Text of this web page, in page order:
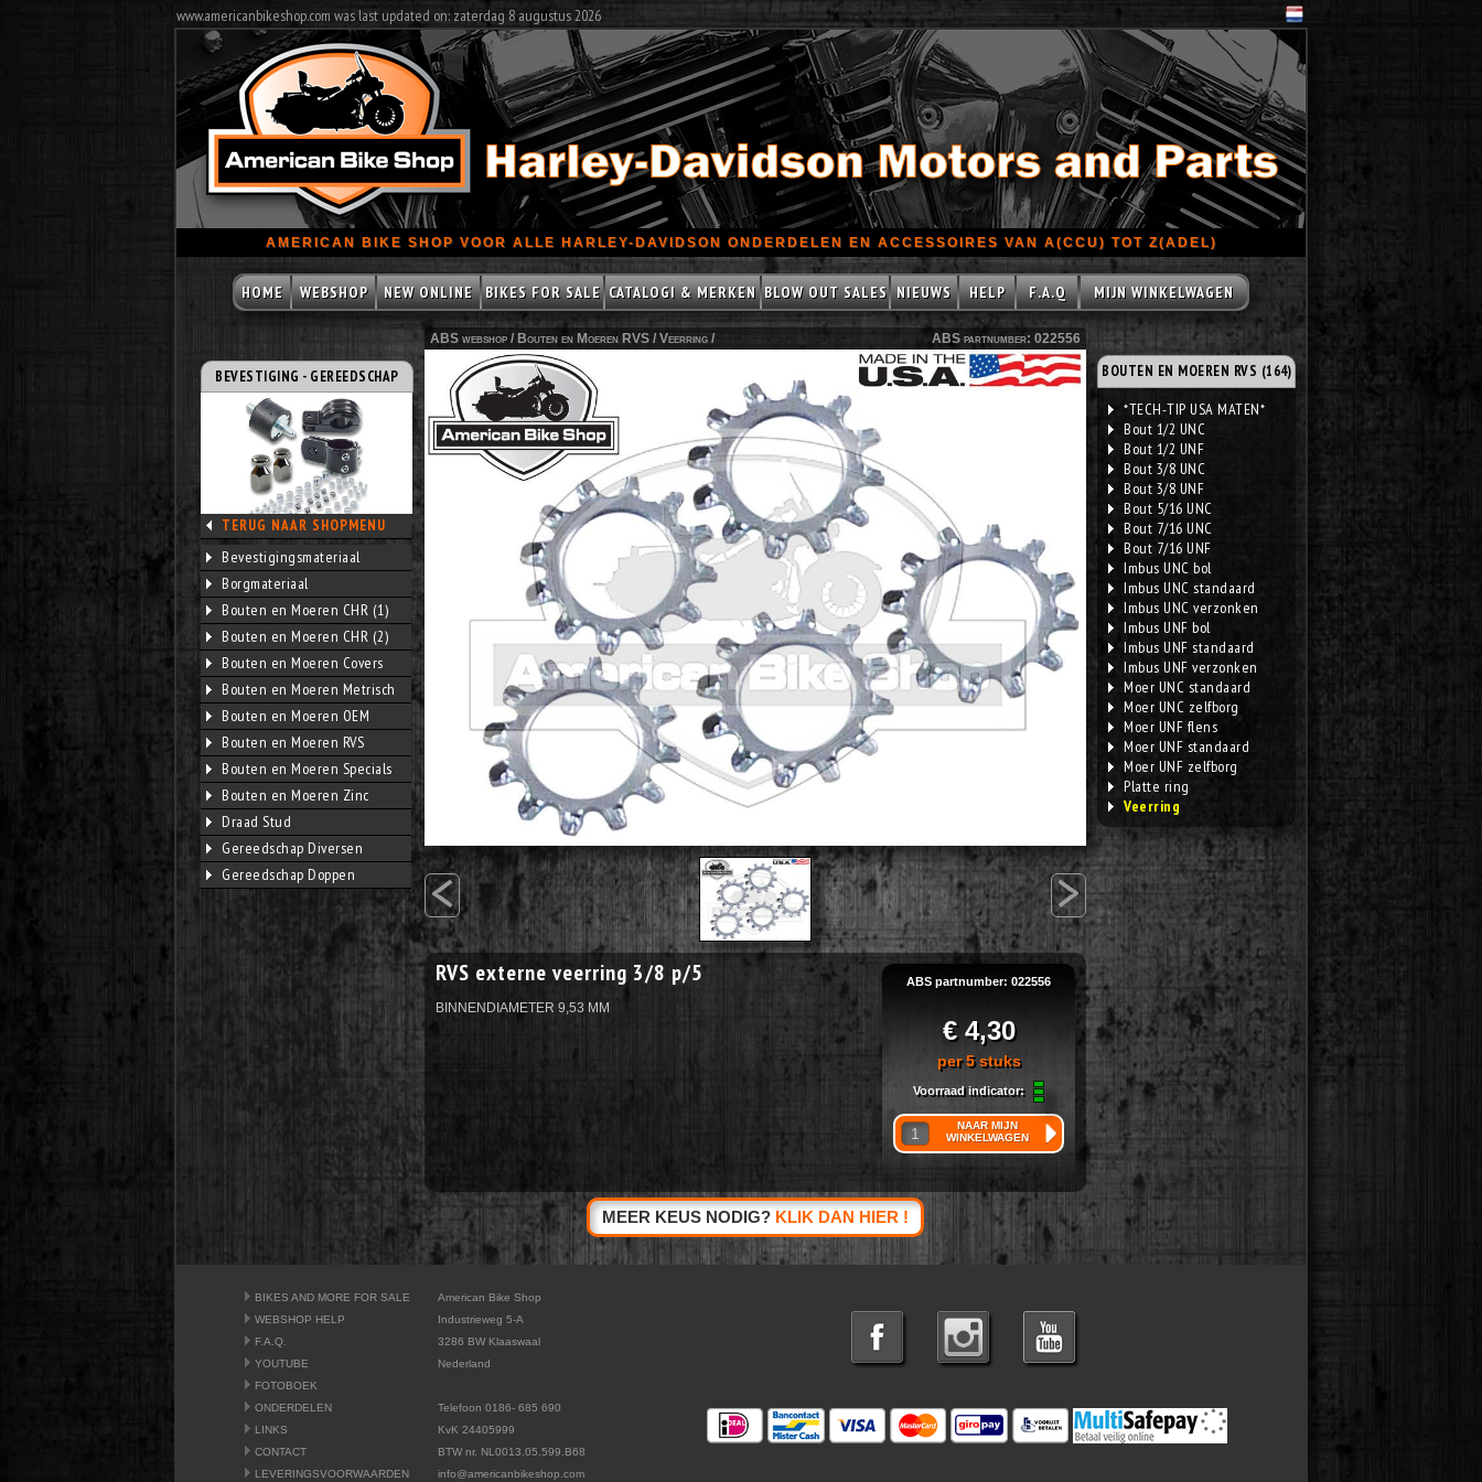
www.americanbikeshop.com was last updated on: zaterdag 8 augustus 2026
AMERICAN BIKE SHOP VOOR ALLE HARLEY-DAVIDSON ONDERDELEN EN ACCESSOIRES VAN A(CCU) TOT Z(ADEL)
HOME WEBSHOP NEW ONLINE BIKES FOR SALE CATALOGI & MERKEN BLOW OUT SALES NIEUWS HELP F.A.Q MIJN WINKELWAGEN
BEVESTIGING - GEREEDSCHAP
TERUG NAAR SHOPMENU
Bevestigingsmateriaal
Borgmateriaal
Bouten en Moeren CHR (1)
Bouten en Moeren CHR (2)
Bouten en Moeren Covers
Bouten en Moeren Metrisch
Bouten en Moeren OEM
Bouten en Moeren RVS
Bouten en Moeren Specials
Bouten en Moeren Zinc
Draad Stud
Gereedschap Diversen
Gereedschap Doppen
ABS webshop / Bouten en Moeren RVS / Veerring / ABS partnumber: 022556
< >
RVS externe veerring 3/8 p/5
BINNENDIAMETER 9,53 MM
ABS partnumber: 022556
€ 4,30
per 5 stuks
Voorraad indicator:
NAAR MIJN
WINKELWAGEN
MEER KEUS NODIG? KLIK DAN HIER !
BOUTEN EN MOEREN RVS (164)
*TECH-TIP USA MATEN*
Bout 1/2 UNC
Bout 1/2 UNF
Bout 3/8 UNC
Bout 3/8 UNF
Bout 5/16 UNC
Bout 7/16 UNC
Bout 7/16 UNF
Imbus UNC bol
Imbus UNC standaard
Imbus UNC verzonken
Imbus UNF bol
Imbus UNF standaard
Imbus UNF verzonken
Moer UNC standaard
Moer UNC zelfborg
Moer UNF flens
Moer UNF standaard
Moer UNF zelfborg
Platte ring
Veerring
BIKES AND MORE FOR SALE
WEBSHOP HELP
F.A.Q.
YOUTUBE
FOTOBOEK
ONDERDELEN
LINKS
CONTACT
LEVERINGSVOORWAARDEN
American Bike Shop
Industrieweg 5-A
3286 BW Klaaswaal
Nederland
Telefoon 0186- 685 690
KvK 24405999
BTW nr. NL0013.05.599.B68
info@americanbikeshop.com